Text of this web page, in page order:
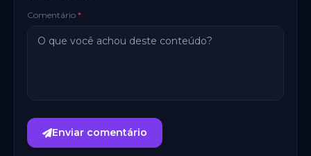
Comentário *
Enviar comentário